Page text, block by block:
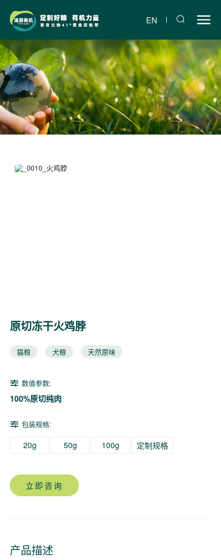
原
切
冻
干
火
鸡
脖
EN
原切冻干火鸡脖
猫粮 犬粮 天然原味
数值参数:
100%原切纯肉
包装规格:
20g 50g 100g 定制规格
立即咨询
产品描述